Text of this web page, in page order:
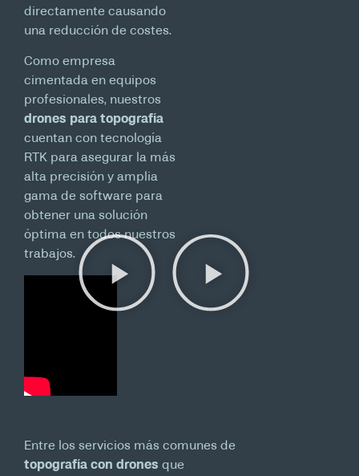
directamente causando
una reducción de costes.
Como empresa
cimentada en equipos
profesionales, nuestros
drones para topografía
cuentan con tecnología
RTK para asegurar la más
alta precisión y amplia
gama de software para
obtener una solución
óptima en todos nuestros
trabajos.
Entre los servicios más comunes de
topografía con drones que